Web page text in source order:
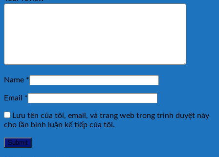
Name *
Email *
Lưu tên của tôi, email, và trang web trong trình duyệt này
cho lần bình luận kế tiếp của tôi.